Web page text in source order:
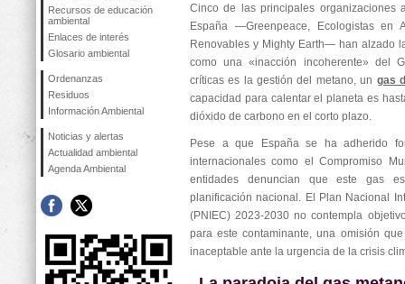
Recursos de educación
ambiental
Enlaces de interés
Glosario ambiental
Ordenanzas
Residuos
Información Ambiental
Noticias y alertas
Actualidad ambiental
Agenda Ambiental
Cinco de las principales organizaciones
España —Greenpeace, Ecologistas en
Renovables y Mighty Earth— han alzado
como una «inacción incoherente» del
críticas es la gestión del metano, un gas
capacidad para calentar el planeta es
dióxido de carbono en el corto plazo.
Pese a que España se ha adherido
internacionales como el Compromiso
entidades denuncian que este gas
planificación nacional. El Plan Nacional
(PNIEC) 2023-2030 no contempla
para este contaminante, una omisión
inaceptable ante la urgencia de la crisis